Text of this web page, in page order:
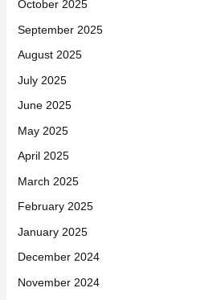
October 2025
September 2025
August 2025
July 2025
June 2025
May 2025
April 2025
March 2025
February 2025
January 2025
December 2024
November 2024